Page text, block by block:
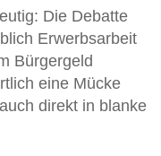
Die Debatte
Erwerbsarbeit
Bürgergeld
eine Mücke
direkt in blanke